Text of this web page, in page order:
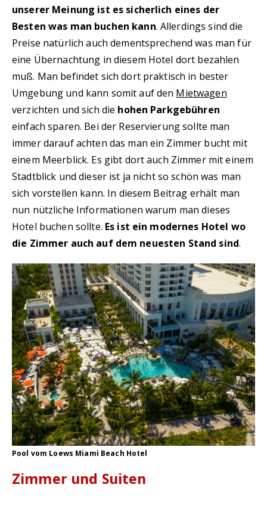
unserer Meinung ist es sicherlich eines der
Besten was man buchen kann. Allerdings sind die
Preise natürlich auch dementsprechend was man für
eine Übernachtung in diesem Hotel dort bezahlen
muß. Man befindet sich dort praktisch in bester
Umgebung und kann somit auf den Mietwagen
verzichten und sich die hohen Parkgebühren
einfach sparen. Bei der Reservierung sollte man
immer darauf achten das man ein Zimmer bucht mit
einem Meerblick. Es gibt dort auch Zimmer mit einem
Stadtblick und dieser ist ja nicht so schön was man
sich vorstellen kann. In diesem Beitrag erhält man
nun nützliche Informationen warum man dieses
Hotel buchen sollte. Es ist ein modernes Hotel wo
die Zimmer auch auf dem neuesten Stand sind.
Pool vom Loews Miami Beach Hotel
Zimmer und Suiten